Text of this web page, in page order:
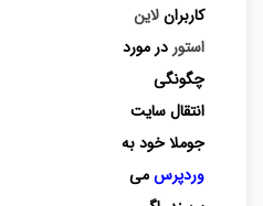
کاربرانلاین
استور در مورد
چگونگی
انتقال سایت
جوملا خود به
وردپرسمی